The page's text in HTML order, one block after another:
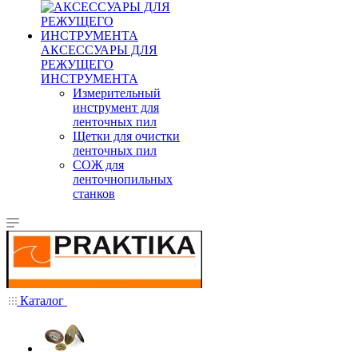
АКСЕССУАРЫ ДЛЯ
РЕЖУЩЕГО
ИНСТРУМЕНТА
Измерительный
инструмент для
ленточных пил
Щетки для очистки
ленточных пил
СОЖ для
ленточнопильных
станков
Каталог